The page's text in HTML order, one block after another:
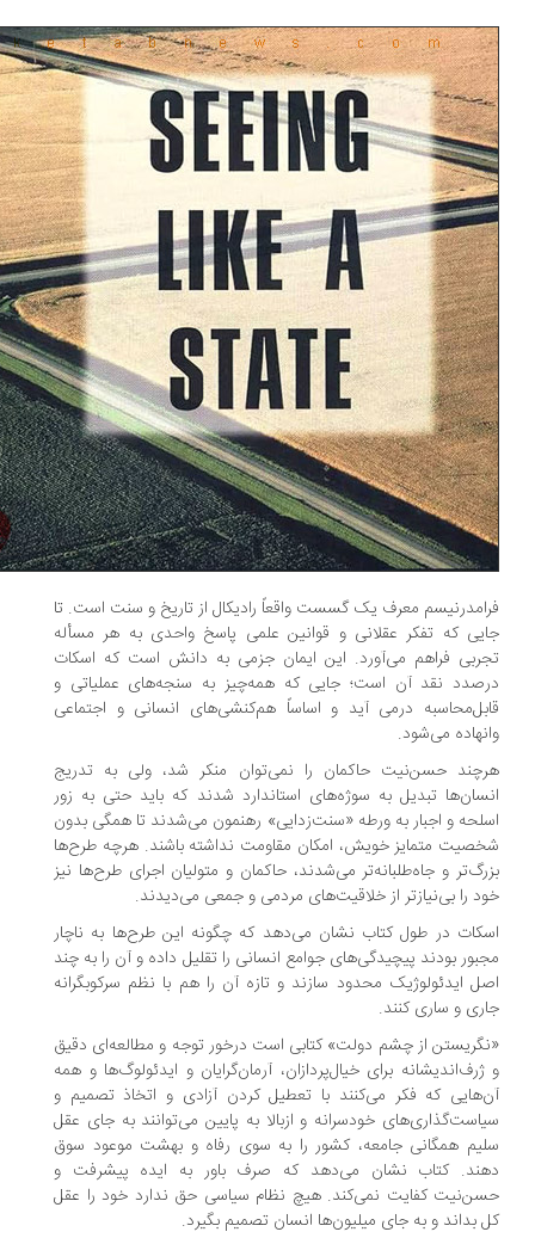
معرف یک گسست واقعاً رادیکال از تاریخ و سنت است. تا
که تفکر عقلانی و قوانین علمی پاسخ واحدی به هر مسأله
فراهم می‌آورد. این ایمان جزمی به دانش است که اسکات
نقد آن است؛ جایی که همه‌چیز به سنجه‌های عملیاتی و
درمی آید و اساساً هم‌کنشی‌های انسانی و اجتماعی
می‌شود.
حسن‌نیت حاکمان را نمی‌توان منکر شد، ولی به تدریج
تبدیل به سوژه‌های استاندارد شدند که باید حتی به زور
و اجبار به ورطه‌ «سنت‌زدایی» رهنمون می‌شدند تا همگی بدون
متمایز خویش، امکان مقاومت نداشته باشند. هرچه طرح‌ها
و جاه‌طلبانه‌تر می‌شدند، حاکمان و متولیان اجرای طرح‌ها نیز
را بی‌نیازتر از خلاقیت‌های مردمی و جمعی می‌دیدند.
در طول کتاب نشان می‌دهد که چگونه این طرح‌ها به ناچار
بودند پیچیدگی‌های جوامع انسانی را تقلیل داده و آن را به چند
ایدئولوژیک محدود سازند و تازه آن را هم با نظم سرکوبگرانه
و ساری کنند.
از چشم دولت» کتابی است درخور توجه و مطالعه‌ای دقیق
برای خیال‌پردازان، آرمان‌گرایان و ایدئولوگ‌ها و همه
که فکر می‌کنند با تعطیل کردن آزادی و اتخاذ تصمیم و
خودسرانه و ازبالا به پایین می‌توانند به جای عقل
همگانی جامعه، کشور را به سوی رفاه و بهشت موعود سوق
کتاب نشان می‌دهد که صرف باور به ایده پیشرفت و
کفایت نمی‌کند. هیچ نظام سیاسی حق ندارد خود را عقل
بداند و به جای میلیون‌ها انسان تصمیم بگیرد.